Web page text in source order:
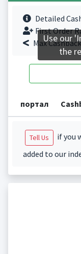
Detailed
First Order
Max
портал
Tell Us
if you
added to our
Use our
the